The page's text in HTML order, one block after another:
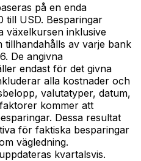
på en enda
USD. Besparingar
växelkursen inklusive
tillhandahålls av varje bank
De angivna
endast för det givna
alla kostnader och
valutatyper, datum,
kommer att
Dessa resultat
för faktiska besparingar
vägledning.
kvartalsvis.